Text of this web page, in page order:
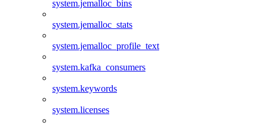
system.jemalloc_bins
system.jemalloc_stats
system.jemalloc_profile_text
system.kafka_consumers
system.keywords
system.licenses